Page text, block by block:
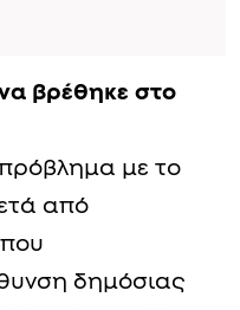
βρέθηκε στο
με το
από
που
δημόσιας